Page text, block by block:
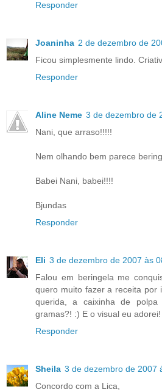
Responder
Joaninha 2 de dezembro de
Ficou simplesmente lindo.
Responder
Aline Neme 3 de dezembro de
Nani, que arraso!!!!!
Nem olhando bem parece
Babei Nani, babei!!!!
Bjundas
Responder
Eli 3 de dezembro de 2007 às
Falou em beringela me
quero muito fazer a receita por
querida, a caixinha de
gramas?! :) E o visual eu adorei!
Responder
Sheila 3 de dezembro de 2007
Concordo com a Lica,